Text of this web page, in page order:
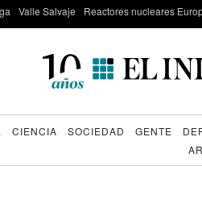
Valle Salvaje Reactores nucleares
CIENCIA SOCIEDAD GENTE